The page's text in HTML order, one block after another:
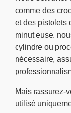
comme des
et des pistolets
minutieuse,
cylindre ou
nécessaire,
Mais rassurez-
utilisé